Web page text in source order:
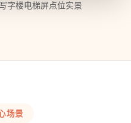
字楼电梯屏点位实景
场景